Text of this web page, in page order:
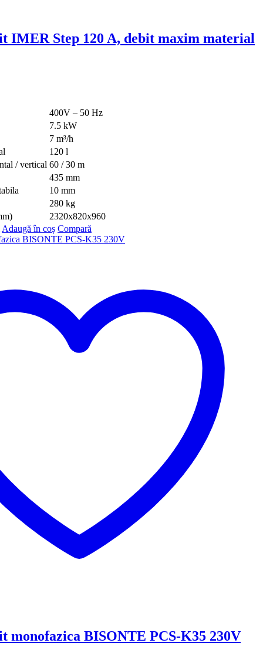
IMER Step 120 A, debit maxim material
400V – 50 Hz
7.5 kW
7 m³/h
120 l
/ vertical 60 / 30 m
435 mm
10 mm
280 kg
2320x820x960
Adaugă în coș Compară
monofazica BISONTE PCS-K35 230V